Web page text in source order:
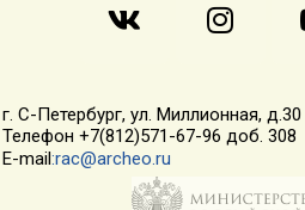
г. С-Петербург, ул. Миллионная, д.30
Телефон +7(812)571-67-96 доб. 308
E-mail:rac@archeo.ru